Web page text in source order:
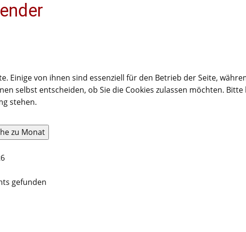
zu Monat
gefunden
Einige von ihnen sind essenziell für den Betrieb der Seite,
selbst entscheiden, ob Sie die Cookies zulassen möchten.
stehen.